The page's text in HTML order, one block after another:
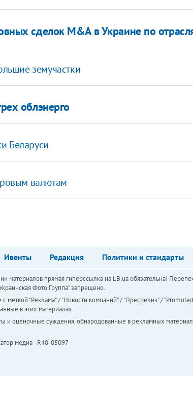
сделок M&A в Украине по
земучастки
облэнерго
Беларуси
валютам
Ивенты Редакция Политики и стандарты
материалов прямая гиперссылка на LB.ua обязательна!
Фото Группа" запрещено.
меткой "Реклама" / "Новости компаний" / "Пресрелиз" /
в этих материалах.
и оценочные суждения, обнародованные в рекламных
медиа - R40-05097